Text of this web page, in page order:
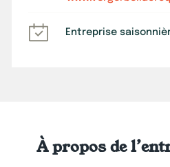
Entreprise
À propos de